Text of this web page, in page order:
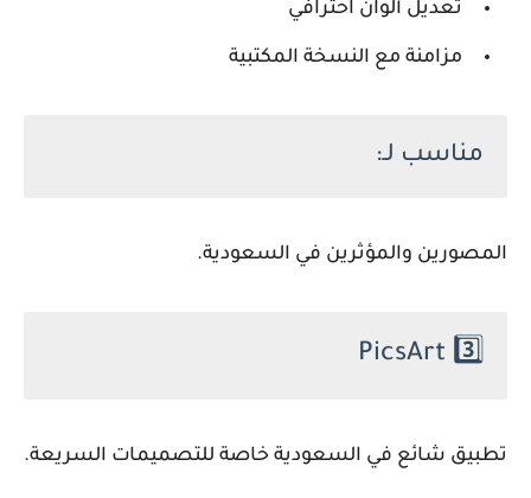
تعديل ألوان احترافي
مزامنة مع النسخة المكتبية
مناسب لـ:
المصورين والمؤثرين في السعودية.
3️⃣
PicsArt
تطبيق شائع في السعودية خاصة للتصميمات السريعة.